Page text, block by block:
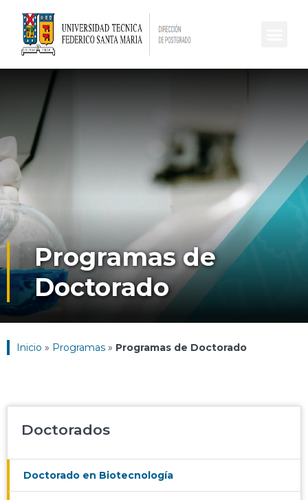
Programas de
Doctorado
Inicio » Programas » Programas de Doctorado
Doctorados
Doctorado en Biotecnología